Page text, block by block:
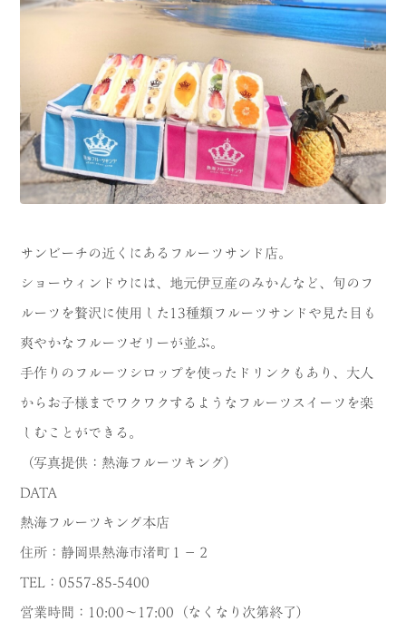
サンビーチの近くにあるフルーツサンド店。
ショーウィンドウには、地元伊豆産のみかんなど、旬のフ
ルーツを贅沢に使用した13種類フルーツサンドや見た目も
爽やかなフルーツゼリーが並ぶ。
手作りのフルーツシロップを使ったドリンクもあり、大人
からお子様までワクワクするようなフルーツスイーツを楽
しむことができる。
（写真提供：熱海フルーツキング）
DATA
熱海フルーツキング本店
住所：静岡県熱海市渚町１−２
TEL：0557-85-5400
営業時間：10:00～17:00（なくなり次第終了）